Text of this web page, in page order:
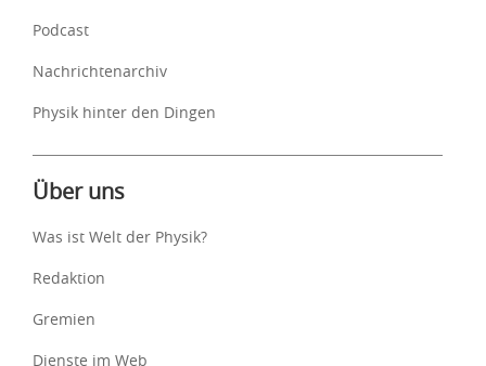
Podcast
Nachrichtenarchiv
Physik hinter den Dingen
Über uns
Was ist Welt der Physik?
Redaktion
Gremien
Dienste im Web